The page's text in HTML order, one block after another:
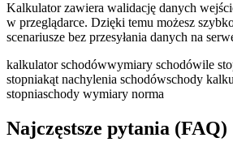
Kalkulator zawiera walidację danych
w przeglądarce. Dzięki temu możesz
scenariusze bez przesyłania danych na
kalkulator schodówwymiary schodówile
stopniakąt nachylenia schodówschody
stopniaschody wymiary norma
Najczęstsze pytania (FAQ)